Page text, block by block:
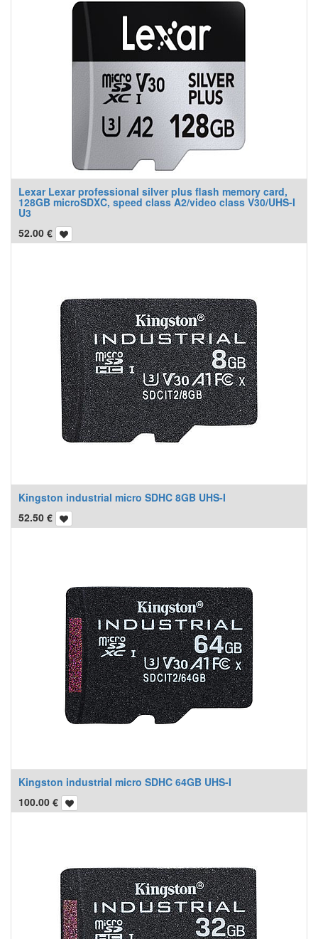
Lexar Lexar professional silver plus flash memory card,
128GB microSDXC, speed class A2/video class V30/UHS-I
U3
52.00 €
Kingston industrial micro SDHC 8GB UHS-I
52.50 €
Kingston industrial micro SDHC 64GB UHS-I
100.00 €